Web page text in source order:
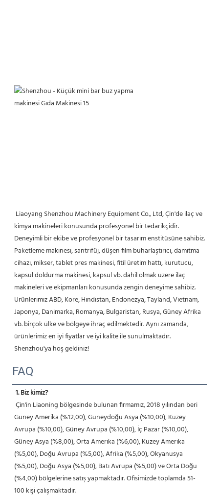
kimya makineleri konusunda profesyonel bir tedarikçidir.
Deneyimli bir ekibe ve profesyonel bir tasarım enstitüsüne sahibiz.
Paketleme makinesi, santrifüj, düşen film buharlaştırıcı, damıtma
cihazı, mikser, tablet pres makinesi, fitil üretim hattı, kurutucu,
kapsül doldurma makinesi, kapsül vb. dahil olmak üzere ilaç
makineleri ve ekipmanları konusunda zengin deneyime sahibiz.
Ürünlerimiz ABD, Kore, Hindistan, Endonezya, Tayland, Vietnam,
Japonya, Danimarka, Romanya, Bulgaristan, Rusya, Güney Afrika
vb. birçok ülke ve bölgeye ihraç edilmektedir. Aynı zamanda,
ürünlerimiz en iyi fiyatlar ve iyi kalite ile sunulmaktadır.
Shenzhou'ya hoş geldiniz!
FAQ
1. Biz kimiz?
Güney Amerika (%12,00), Güneydoğu Asya (%10,00), Kuzey
Avrupa (%10,00), Güney Avrupa (%10,00), İç Pazar (%10,00),
Güney Asya (%8,00), Orta Amerika (%6,00), Kuzey Amerika
(%5,00), Doğu Avrupa (%5,00), Afrika (%5,00), Okyanusya
(%5,00), Doğu Asya (%5,00), Batı Avrupa (%5,00) ve Orta Doğu
(%4,00) bölgelerine satış yapmaktadır. Ofisimizde toplamda 51-
100 kişi çalışmaktadır.